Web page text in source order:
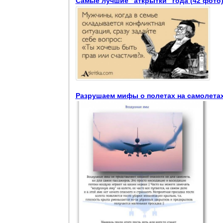
Разрушаем мифы о полетах на